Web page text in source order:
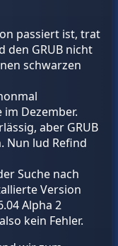
passiert ist, trat
den GRUB nicht
schwarzen
Dezember.
aber GRUB
Nun lud Refind
Suche nach
Version
Alpha 2
kein Fehler.